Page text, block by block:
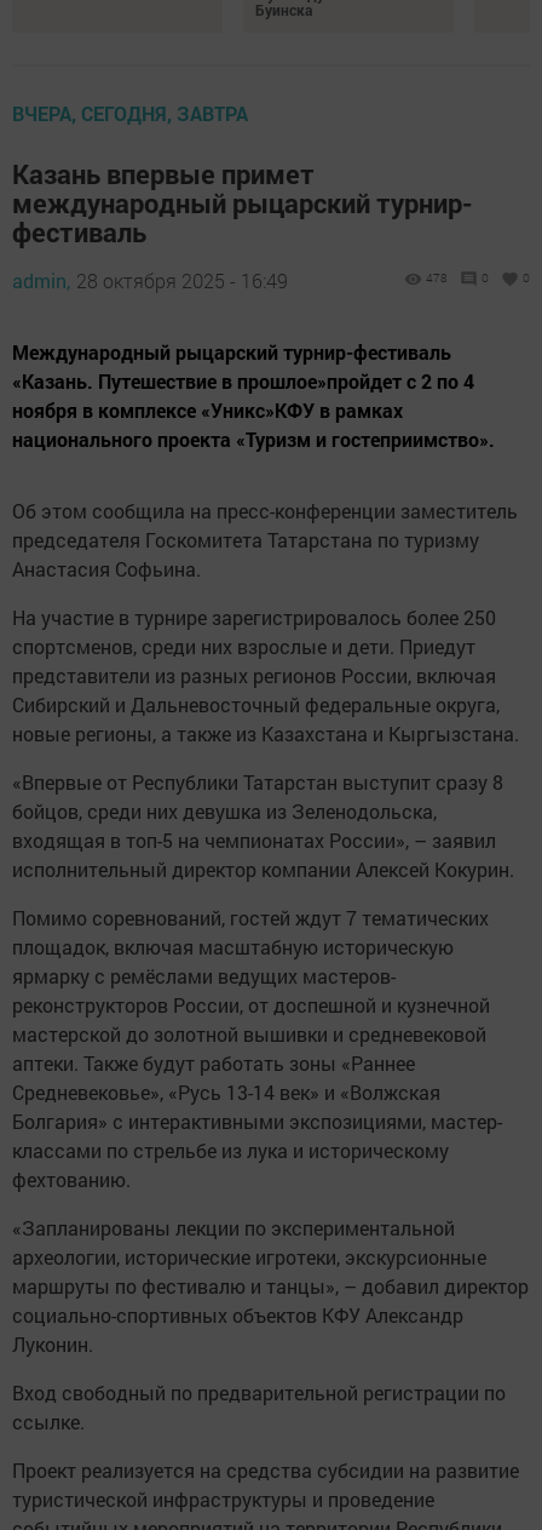
Буинска
ВЧЕРА, СЕГОДНЯ, ЗАВТРА
Казань впервые примет
международный рыцарский турнир-
фестиваль
admin, 28 октября 2025 - 16:49 478 0 0
Международный рыцарский турнир-фестиваль
«Казань. Путешествие в прошлое»пройдет с 2 по 4
ноября в комплексе «Уникс»КФУ в рамках
национального проекта «Туризм и гостеприимство».
Об этом сообщила на пресс-конференции заместитель
председателя Госкомитета Татарстана по туризму
Анастасия Софьина.
На участие в турнире зарегистрировалось более 250
спортсменов, среди них взрослые и дети. Приедут
представители из разных регионов России, включая
Сибирский и Дальневосточный федеральные округа,
новые регионы, а также из Казахстана и Кыргызстана.
«Впервые от Республики Татарстан выступит сразу 8
бойцов, среди них девушка из Зеленодольска,
входящая в топ-5 на чемпионатах России», – заявил
исполнительный директор компании Алексей Кокурин.
Помимо соревнований, гостей ждут 7 тематических
площадок, включая масштабную историческую
ярмарку с ремёслами ведущих мастеров-
реконструкторов России, от доспешной и кузнечной
мастерской до золотной вышивки и средневековой
аптеки. Также будут работать зоны «Раннее
Средневековье», «Русь 13-14 век» и «Волжская
Болгария» с интерактивными экспозициями, мастер-
классами по стрельбе из лука и историческому
фехтованию.
«Запланированы лекции по экспериментальной
археологии, исторические игротеки, экскурсионные
маршруты по фестивалю и танцы», – добавил директор
социально-спортивных объектов КФУ Александр
Луконин.
Вход свободный по предварительной регистрации по
ссылке.
Проект реализуется на средства субсидии на развитие
туристической инфраструктуры и проведение